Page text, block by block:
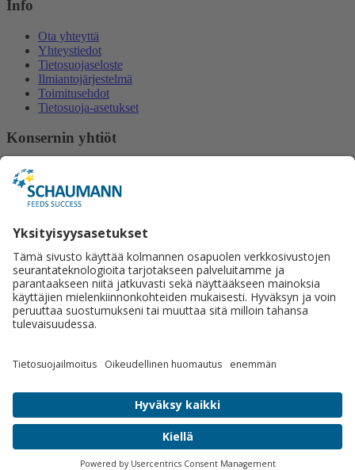
Info
Ota yhteyttä
Yhteystiedot
Tietosuojaseloste
Ilmiantojärjestelmä
Toimitusehdot
Tietosuoja-asetukset
Konsernin yhtiöt
ISF Schauman Forschung
Lactosan
Ligrana
Schaumann BioEnergy
Schaumann Stiftung
Tilco-Alginure
Yhteystiedot
Schaumann Finland Oy
Satulasepänkatu 12
+358 50 462 2877
Lähetä viesti.
© 2026 Schaumann Finland Oy